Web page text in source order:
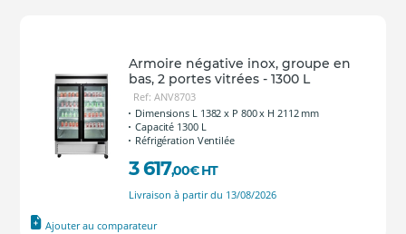
Armoire négative inox, groupe en
bas, 2 portes vitrées - 1300 L
Ref: ANV8703
Dimensions L 1382 x P 800 x H 2112 mm
Capacité 1300 L
Réfrigération Ventilée
3 617,00€ HT
Livraison à partir du 13/08/2026
Ajouter au comparateur